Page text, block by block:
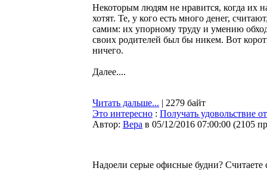
Некоторым людям не нравится, когда их
хотят. Те, у кого есть много денег,
самим: их упорному труду и умению
своих родителей был бы никем. Вот
ничего.
Далее....
Читать дальше... | 2279 байт
Это интересно : Получать удовольствие
Автор: Bepa в 05/12/2016 07:00:00 (2105
Надоели серые офисные будни?